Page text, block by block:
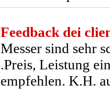
Feedback dei
Messer sind sehr
.Preis, Leistung
empfehlen. K.H.